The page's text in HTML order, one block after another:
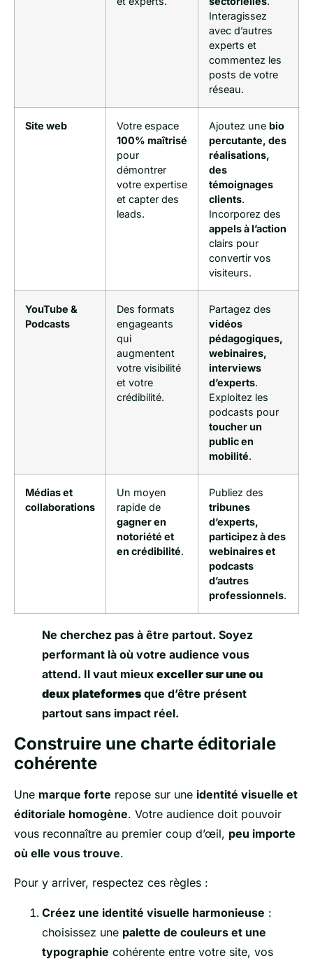
Interagissez
avec d’autres
experts et
commentez les
posts de votre
réseau.
Site web
Votre espace
100% maîtrisé
pour
démontrer
votre expertise
et capter des
leads.
Ajoutez une bio
percutante, des
réalisations,
des
témoignages
clients.
Incorporez des
appels à l’action
clairs pour
convertir vos
visiteurs.
YouTube &
Podcasts
Des formats
engageants
qui
augmentent
votre visibilité
et votre
crédibilité.
Partagez des
vidéos
pédagogiques,
webinaires,
interviews
d’experts.
Exploitez les
podcasts pour
toucher un
public en
mobilité.
Médias et
collaborations
Un moyen
rapide de
gagner en
notoriété et
en crédibilité.
Publiez des
tribunes
d’experts,
participez à des
webinaires et
podcasts
d’autres
professionnels.
Ne cherchez pas à être partout. Soyez
performant là où votre audience vous
attend. Il vaut mieux exceller sur une ou
deux plateformes que d’être présent
partout sans impact réel.
Construire une charte éditoriale
cohérente
Une marque forte repose sur une identité visuelle et
éditoriale homogène. Votre audience doit pouvoir
vous reconnaître au premier coup d’œil, peu importe
où elle vous trouve.
Pour y arriver, respectez ces règles :
Créez une identité visuelle harmonieuse :
choisissez une palette de couleurs et une
typographie cohérente entre votre site, vos